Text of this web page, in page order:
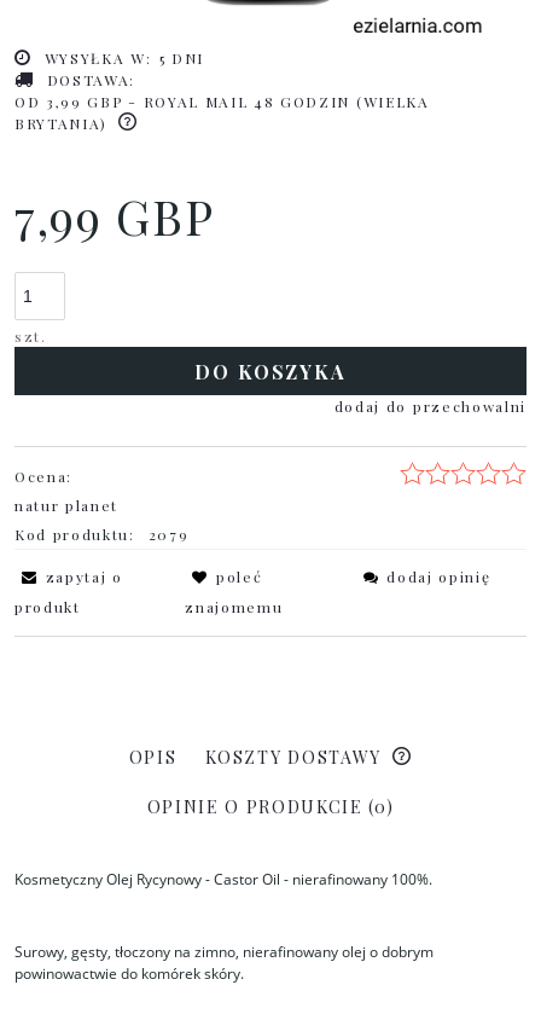
WYSYŁKA W: 5 DNI
DOSTAWA:
OD 3,99 GBP - ROYAL MAIL 48 GODZIN (WIELKA
BRYTANIA)
7,99 GBP
szt.
DO KOSZYKA
dodaj do przechowalni
Ocena:
natur planet
Kod produktu:
2079
zapytaj o
produkt
poleć
znajomemu
dodaj opinię
OPIS KOSZTY DOSTAWY
OPINIE O PRODUKCIE (0)
Kosmetyczny Olej Rycynowy - Castor Oil - nierafinowany 100%.
Surowy, gęsty, tłoczony na zimno, nierafinowany olej o dobrym
powinowactwie do komórek skóry.